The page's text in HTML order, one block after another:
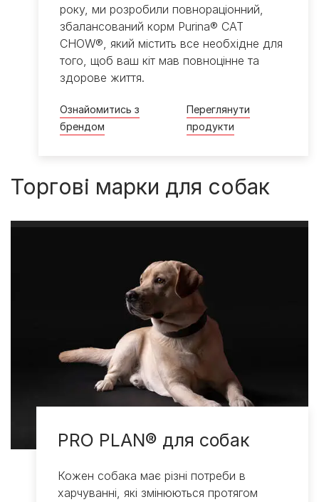
року, ми розробили повнораціонний,
збалансований корм Purina® CAT
CHOW®, який містить все необхідне для
того, щоб ваш кіт мав повноцінне та
здорове життя.
Ознайомитись з
брендом
Переглянути
продукти
Торгові марки для собак
PRO PLAN® для собак
Кожен собака має різні потреби в
харчуванні, які змінюються протягом